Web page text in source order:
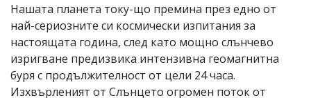
за
вас
коментар,
моля
сигнализирайте
ни!
Нашата планета току-що премина през едно от
най-сериозните си космически изпитания за
настоящата година, след като мощно слънчево
изригване предизвика интензивна геомагнитна
буря с продължителност от цели 24 часа.
Изхвърленият от Слънцето огромен поток от